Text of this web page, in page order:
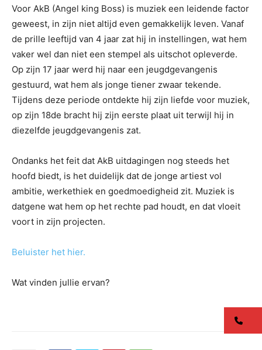
Voor AkB (Angel king Boss) is muziek een leidende factor
geweest, in zijn niet altijd even gemakkelijk leven. Vanaf
de prille leeftijd van 4 jaar zat hij in instellingen, wat hem
vaker wel dan niet een stempel als uitschot opleverde.
Op zijn 17 jaar werd hij naar een jeugdgevangenis
gestuurd, wat hem als jonge tiener zwaar tekende.
Tijdens deze periode ontdekte hij zijn liefde voor muziek,
op zijn 18de bracht hij zijn eerste plaat uit terwijl hij in
diezelfde jeugdgevangenis zat.
Ondanks het feit dat AkB uitdagingen nog steeds het
hoofd biedt, is het duidelijk dat de jonge artiest vol
ambitie, werkethiek en goedmoedigheid zit. Muziek is
datgene wat hem op het rechte pad houdt, en dat vloeit
voort in zijn projecten.
Beluister het hier.
Wat vinden jullie ervan?